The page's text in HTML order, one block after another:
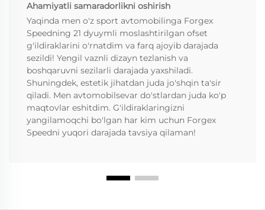
Ahamiyatli samaradorlikni oshirish
Yaqinda men o'z sport avtomobilinga Forgex
Speedning 21 dyuymli moslashtirilgan ofset
g'ildiraklarini o'rnatdim va farq ajoyib darajada
sezildi! Yengil vaznli dizayn tezlanish va
boshqaruvni sezilarli darajada yaxshiladi.
Shuningdek, estetik jihatdan juda jo'shqin ta'sir
qiladi. Men avtomobilsevar do'stlardan juda ko'p
maqtovlar eshitdim. G'ildiraklaringizni
yangilamoqchi bo'lgan har kim uchun Forgex
Speedni yuqori darajada tavsiya qilaman!